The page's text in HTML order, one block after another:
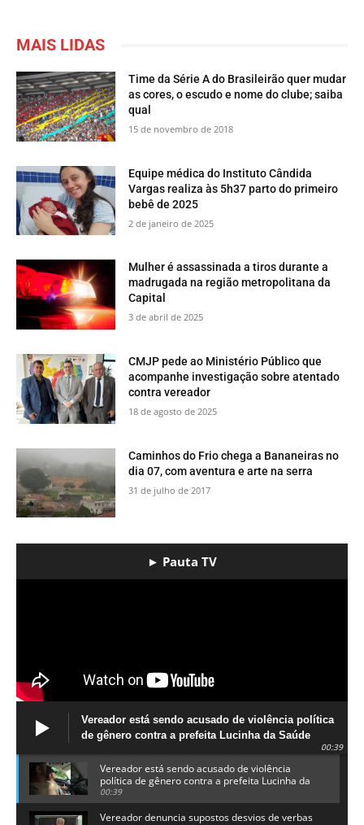
MAIS LIDAS
Time da Série A do Brasileirão quer mudar
as cores, o escudo e nome do clube; saiba
qual
15 de novembro de 2018
Equipe médica do Instituto Cândida
Vargas realiza às 5h37 parto do primeiro
bebê de 2025
2 de janeiro de 2025
Mulher é assassinada a tiros durante a
madrugada na região metropolitana da
Capital
3 de abril de 2025
CMJP pede ao Ministério Público que
acompanhe investigação sobre atentado
contra vereador
18 de agosto de 2025
​Caminhos do Frio chega a Bananeiras no
dia 07, com aventura e arte na serra
31 de julho de 2017
► Pauta TV
Vereador está sendo acusado de violência política
de gênero contra a prefeita Lucinha da Saúde
00:39
Vereador está sendo acusado de violência
política de gênero contra a prefeita Lucinha da
Saúde
00:39
Vereador denuncia supostos desvios de verbas